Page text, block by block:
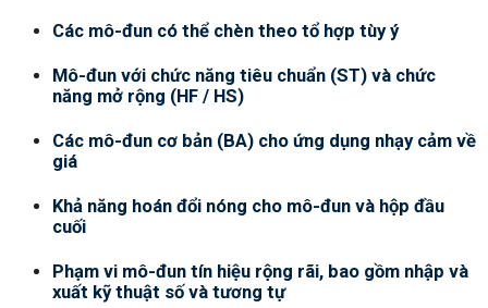
Các mô-đun có thể chèn theo tổ hợp tùy ý
Mô-đun với chức năng tiêu chuẩn (ST) và chức
năng mở rộng (HF / HS)
Các mô-đun cơ bản (BA) cho ứng dụng nhạy cảm về
giá
Khả năng hoán đổi nóng cho mô-đun và hộp đầu
cuối
Phạm vi mô-đun tín hiệu rộng rãi, bao gồm nhập và
xuất kỹ thuật số và tương tự